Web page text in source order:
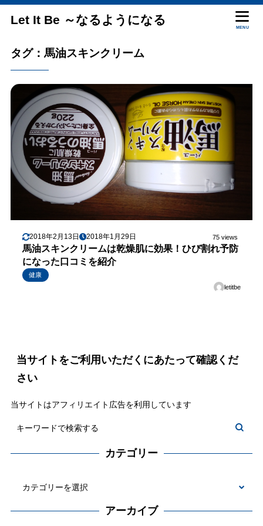
Let It Be ～なるようになる
MENU
タグ：馬油スキンクリーム
2018年2月13日 2018年1月29日 75 views
馬油スキンクリームは乾燥肌に効果！ひび割れ予防
になった口コミを紹介
健康
letitbe
当サイトをご利用いただくにあたって確認くだ
さい
当サイトはアフィリエイト広告を利用しています
カテゴリー
アーカイブ